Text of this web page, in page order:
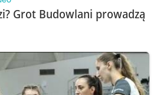
Grot Budowlani prowadzą